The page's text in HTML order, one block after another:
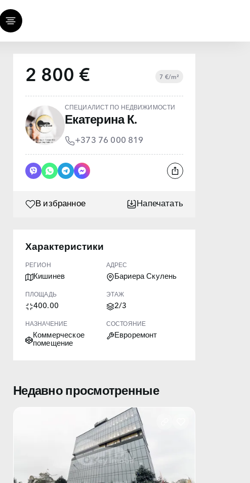
2 800 € 7 €/m²
СПЕЦИАЛИСТ ПО НЕДВИЖИМОСТИ
Екатерина К.
+373 76 000 819
В избранное Напечатать
Характеристики
РЕГИОН
Кишинев
АДРЕС
Бариера Скулень
ПЛОЩАДЬ
400.00
ЭТАЖ
2/3
НАЗНАЧЕНИЕ
Коммерческое
помещение
СОСТОЯНИЕ
Евроремонт
Недавно просмотренные